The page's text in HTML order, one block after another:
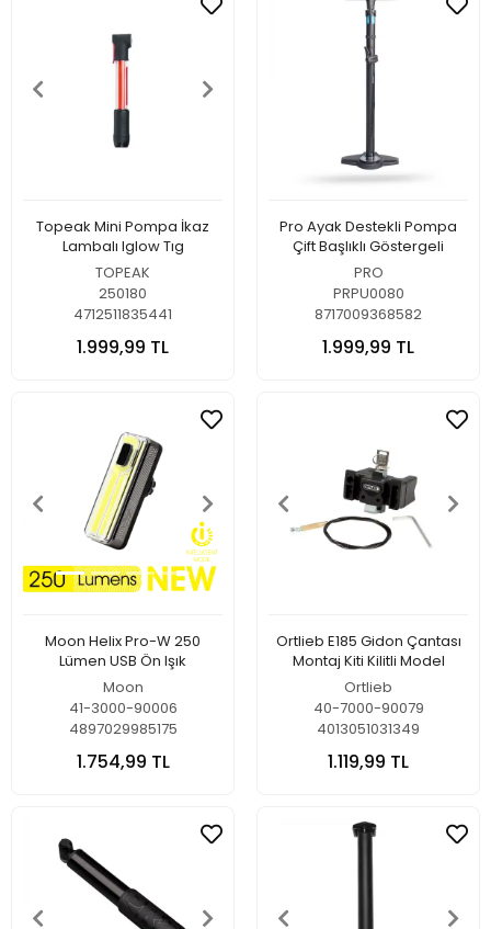
Topeak Mini Pompa İkaz
Lambalı Iglow Tıg
TOPEAK
250180
4712511835441
1.999,99 TL
Pro Ayak Destekli Pompa
Çift Başlıklı Göstergeli
PRO
PRPU0080
8717009368582
1.999,99 TL
Moon Helix Pro-W 250
Lümen USB Ön Işık
Moon
41-3000-90006
4897029985175
1.754,99 TL
Ortlieb E185 Gidon Çantası
Montaj Kiti Kilitli Model
Ortlieb
40-7000-90079
4013051031349
1.119,99 TL